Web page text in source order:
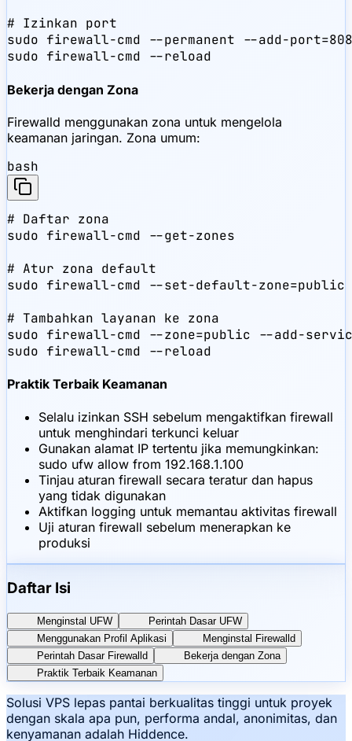
# Izinkan port
sudo firewall-cmd --permanent --add-
sudo firewall-cmd --reload
Bekerja dengan Zona
Firewalld menggunakan zona untuk mengelola
keamanan jaringan. Zona umum:
bash
# Daftar zona
sudo firewall-cmd --get-zones
# Atur zona default
sudo firewall-cmd --set-default-zone=public
# Tambahkan layanan ke zona
sudo firewall-cmd --zone=public --add-
sudo firewall-cmd --reload
Praktik Terbaik Keamanan
Selalu izinkan SSH sebelum mengaktifkan firewall
untuk menghindari terkunci keluar
Gunakan alamat IP tertentu jika memungkinkan:
sudo ufw allow from 192.168.1.100
Tinjau aturan firewall secara teratur dan hapus
yang tidak digunakan
Aktifkan logging untuk memantau aktivitas firewall
Uji aturan firewall sebelum menerapkan ke
produksi
Daftar Isi
Menginstal UFW
Perintah Dasar UFW
Menggunakan Profil Aplikasi
Menginstal Firewalld
Perintah Dasar Firewalld
Bekerja dengan Zona
Praktik Terbaik Keamanan
Solusi VPS lepas pantai berkualitas tinggi untuk proyek
dengan skala apa pun, performa andal, anonimitas, dan
kenyamanan adalah Hiddence.